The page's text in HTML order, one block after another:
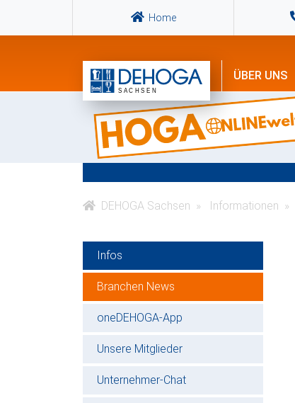
Home
ÜBER UNS
DEHOGA Sachsen Informationen
Infos
Branchen News
oneDEHOGA-App
Unsere Mitglieder
Unternehmer-Chat